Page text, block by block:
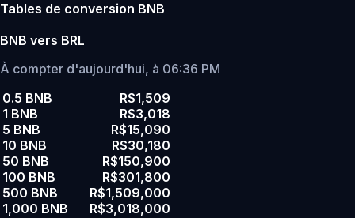
Tables de conversion BNB
BNB vers BRL
À compter d'aujourd'hui, à 06:36 PM
0.5 BNB
R$1,509
1 BNB
R$3,018
5 BNB
R$15,090
10 BNB
R$30,180
50 BNB
R$150,900
100 BNB
R$301,800
500 BNB
R$1,509,000
1,000 BNB
R$3,018,000